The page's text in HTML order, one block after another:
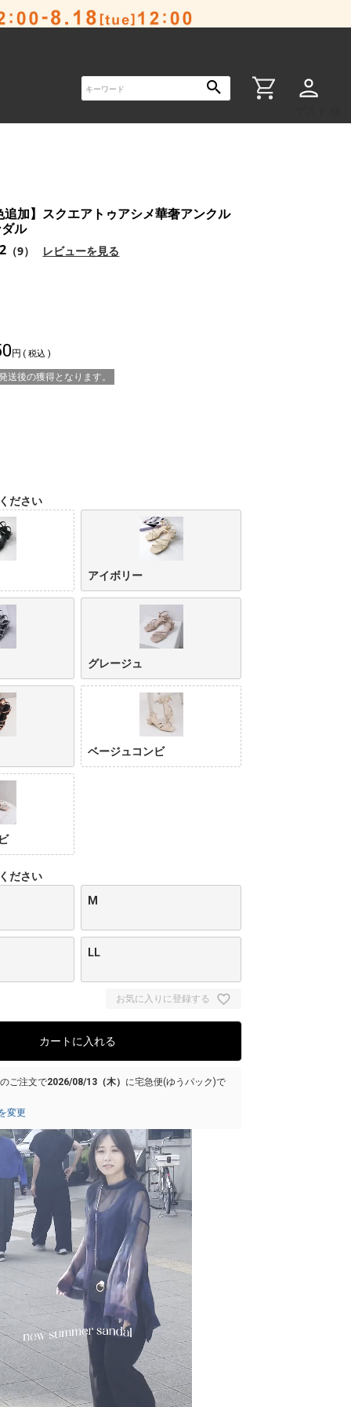
追加】スクエアトゥアシメ華奢アンクル
ル
（9） レビューを見る
税込
送後の獲得となります。
ださい
アイボリー
グレージュ
ベージュコンビ
ださい
M
LL
お気に入りに登録する
カートに入れる
ご注文で2026/08/13（木） に宅急便(ゆうパック)で
変更